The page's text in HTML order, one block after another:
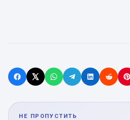
НЕ ПРОПУСТИТЬ